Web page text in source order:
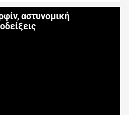
αστυνομική